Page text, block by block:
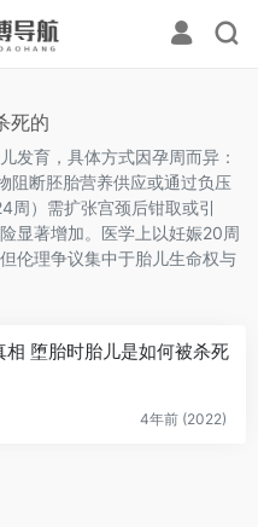
死的
发育，具体方式因孕周而异：
阻断胚胎营养供应或通过负压
周）需扩张宫颈后钳取或引
显著增加。医学上以妊娠20周
伦理争议集中于胎儿生命权与
相 堕胎时胎儿是如何被杀死
4年前 (2022)